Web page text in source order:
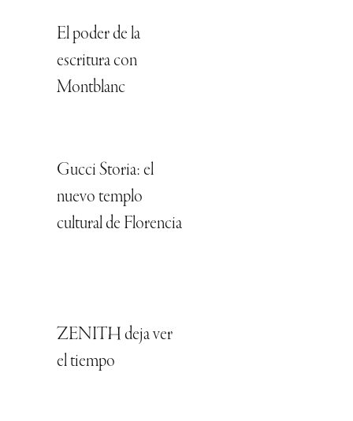
El poder de la
escritura con
Montblanc
Gucci Storia: el
nuevo templo
cultural de Florencia
ZENITH deja ver
el tiempo